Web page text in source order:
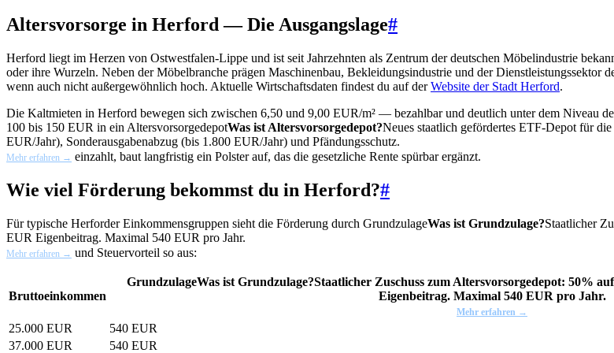
Altersvorsorge in Herford — Die Ausgangslage#
Herford liegt im Herzen von Ostwestfalen-Lippe und ist seit Jahrzehnten als Zentrum der deutschen Möbelindustrie
oder ihre Wurzeln. Neben der Möbelbranche prägen Maschinenbau, Bekleidungsindustrie und der
wenn auch nicht außergewöhnlich hoch. Aktuelle Wirtschaftsdaten findest du auf derWebsite der Stadt Herford.
Die Kaltmieten in Herford bewegen sich zwischen 6,50 und 9,00 EUR/m² — bezahlbar und deutlich unter dem Niveau
100 bis 150 EUR in ein AltersvorsorgedepotWas ist Altersvorsorgedepot?Neues staatlich gefördertes ETF-Depot für
EUR/Jahr), Sonderausgabenabzug (bis 1.800 EUR/Jahr) und Pfändungsschutz.
Mehr erfahren → einzahlt, baut langfristig ein Polster auf, das die gesetzliche Rente spürbar ergänzt.
Wie viel Förderung bekommst du in Herford?#
Für typische Herforder Einkommensgruppen sieht die Förderung durch GrundzulageWas ist Grundzulage?Staatlicher
EUR Eigenbeitrag. Maximal 540 EUR pro Jahr.
Mehr erfahren → und Steuervorteil so aus:
Bruttoeinkommen
GrundzulageWas ist Grundzulage?Staatlicher Zuschuss zum Altersvorsorgedepot: 50%
Eigenbeitrag. Maximal 540 EUR pro Jahr.
Mehr erfahren →
25.000 EUR
540 EUR
37.000 EUR
540 EUR